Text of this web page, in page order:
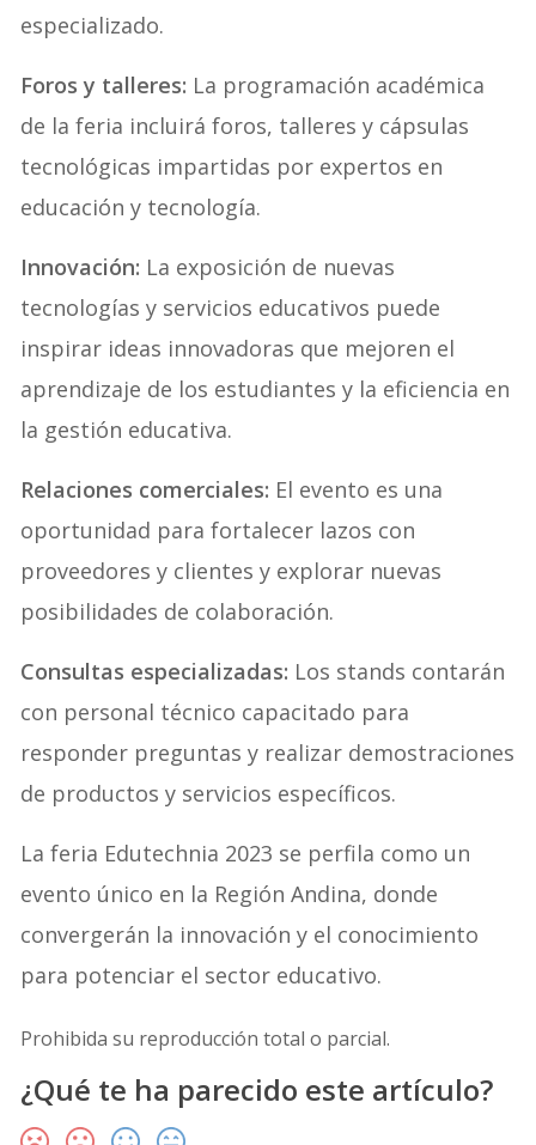
especializado.
Foros y talleres: La programación académica
de la feria incluirá foros, talleres y cápsulas
tecnológicas impartidas por expertos en
educación y tecnología.
Innovación: La exposición de nuevas
tecnologías y servicios educativos puede
inspirar ideas innovadoras que mejoren el
aprendizaje de los estudiantes y la eficiencia en
la gestión educativa.
Relaciones comerciales: El evento es una
oportunidad para fortalecer lazos con
proveedores y clientes y explorar nuevas
posibilidades de colaboración.
Consultas especializadas: Los stands contarán
con personal técnico capacitado para
responder preguntas y realizar demostraciones
de productos y servicios específicos.
La feria Edutechnia 2023 se perfila como un
evento único en la Región Andina, donde
convergerán la innovación y el conocimiento
para potenciar el sector educativo.
Prohibida su reproducción total o parcial.
¿Qué te ha parecido este artículo?